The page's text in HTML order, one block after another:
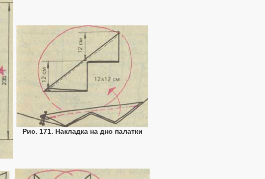
Рис. 171. Накладка на дно палатки